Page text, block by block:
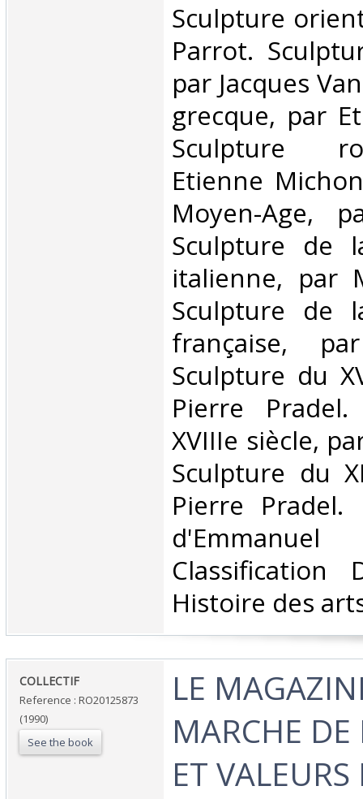
‎Sculpture
Parrot.
par Jacques
grecque, par
Sculpture
Etienne
Moyen-Age,
Sculpture de
italienne, par
Sculpture de
française,
Sculpture du
Pierre
XVIIIe siècle,
Sculpture du
Pierre Pradel.
Classification
Histoire des
‎COLLECTIF‎
Reference : RO20125873
(1990)
See the book
‎LE
MARCHE
ET